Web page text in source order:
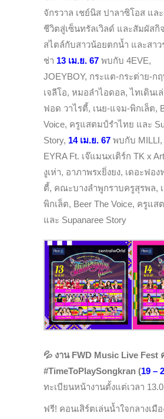
จักรวาล เชย์นิส ปาลาซิโอส แล
ชีวิตสู่เซ็นทรัลเวิลด์ และสัมผัสกิ
สไตล์กับสาวน้อยตกน้ำ และสาว
ช่า 13 เม.ย. 67 พบกับ 4EVE,
JOEYBOY, กระแต-กระต่าย-ก
เจลีโอ, หมอลำไอดอล, ไทเดินเ
ฟอด วาไรตี้, เนย-แจม-พิกเล็ต,
Voice, ครูแสตมป์รำไทย และ
Story, 14 เม.ย. 67 พบกับ MILLI,
EYRA Ft. เจ๊แมนxเติร์ก TK x
งูเห่า, อาภาพรxยิ่งยง, เดอะฟอ
ตี้, คณะบางลำพูกราบครูสุรพล,
พิกเล็ต, Beer The Voice, ครูแส
และ Supanaree Story
💦 งาน FWD Music Live Fest
#TimeToPlaySongkran (19 –
ทะเบียนหน้างานตั้งแต่เวลา
ฟรี! คอนเสิร์ตเล่นน้ำใจกลางเมื